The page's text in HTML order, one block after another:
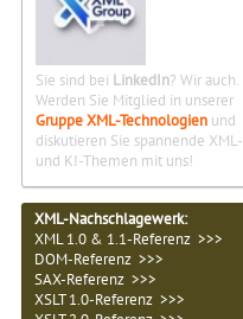
Sie sind bei LinkedIn? Wir auch.
Werden Sie Mitglied in unserer
Gruppe XML-Technologien und
diskutieren Sie spannende XML-
und KI-Themen mit uns!
XML-Nachschlagewerk:
XML 1.0 & 1.1-Referenz >>>
DOM-Referenz >>>
SAX-Referenz >>>
XSLT 1.0-Referenz >>>